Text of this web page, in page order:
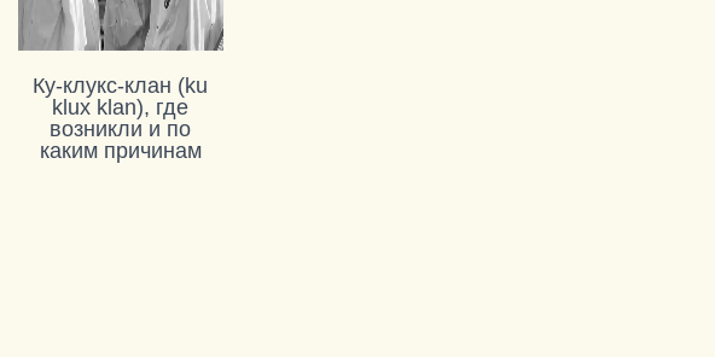
Ку-клукс-клан (ku
klux klan), где
возникли и по
каким причинам